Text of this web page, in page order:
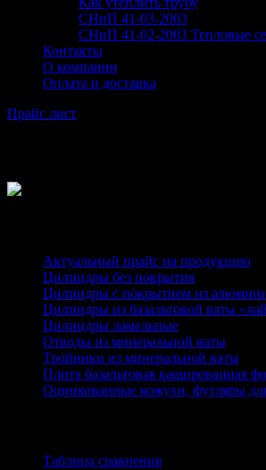
СНиП 41-03-2003
СНиП 41-02-2003 Тепловые
Контакты
О компании
Оплата и доставка
Прайс лист
Актуальный прайс на продукцию
Цилиндры без покрытия
Цилиндры с покрытием из
Цилиндры из базальтовой ваты
Цилиндры ламельные
Отводы из минеральной ваты
Тройники из минеральной ваты
Плита базальтовая кашированная
Оцинкованные кожухи, футляры
Таблица сравнения